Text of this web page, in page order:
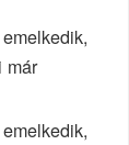
már